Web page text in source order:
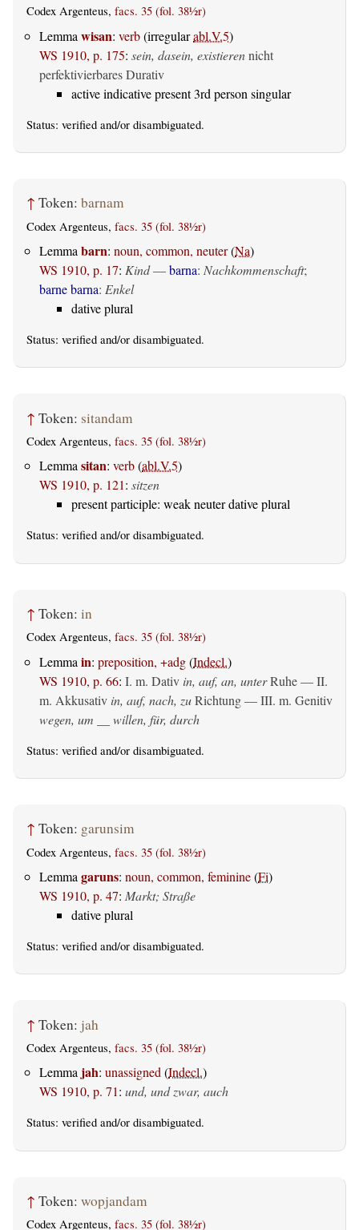
Codex Argenteus, facs. 35 (fol. 38½r)
Lemma wisan: verb(irregularabl.V.5)
WS 1910, p. 175: sein, dasein, existierennicht
perfektivierbares Durativ
active indicative present 3rd person singular
Status: verified and/or disambiguated.
↑ Token: barnam
Codex Argenteus, facs. 35 (fol. 38½r)
Lemma barn: noun, common, neuter(Na)
WS 1910, p. 17: Kind—barna: Nachkommenschaft;
barne barna: Enkel
dative plural
Status: verified and/or disambiguated.
↑ Token: sitandam
Codex Argenteus, facs. 35 (fol. 38½r)
Lemmasitan: verb(abl.V.5)
WS 1910, p. 121: sitzen
present participle: weak neuter dative plural
Status: verified and/or disambiguated.
↑ Token: in
Codex Argenteus, facs. 35 (fol. 38½r)
Lemma in: preposition, +adg(Indecl.)
WS 1910, p. 66: I. m. Dativ in, auf, an, unterRuhe — II.
m. Akkusativ in, auf, nach, zuRichtung — III. m. Genitiv
wegen, um __ willen, für, durch
Status: verified and/or disambiguated.
↑ Token: garunsim
Codex Argenteus, facs. 35 (fol. 38½r)
Lemma garuns: noun, common, feminine(Fi)
WS 1910, p. 47: Markt; Straße
dative plural
Status: verified and/or disambiguated.
↑ Token: jah
Codex Argenteus, facs. 35 (fol. 38½r)
Lemma jah: unassigned(Indecl.)
WS 1910, p. 71: und, und zwar, auch
Status: verified and/or disambiguated.
↑ Token: wopjandam
Codex Argenteus, facs. 35 (fol. 38½r)